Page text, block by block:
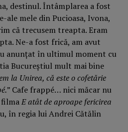
destinul. Întâmplarea a fost
ale mele din Pucioasa, Ivona,
că trecusem treapta. Eram
Ne-a fost frică, am avut
anunțat în ultimul moment cu
Bucureștiul mult mai bine
la Unirea, că este o cofetărie
” Cafe frappé… nici măcar nu
filmaE atât de aproape fericirea
în regia lui Andrei Cătălin